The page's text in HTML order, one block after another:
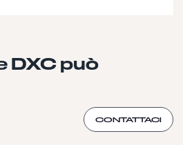
DXC può
CONTATTACI